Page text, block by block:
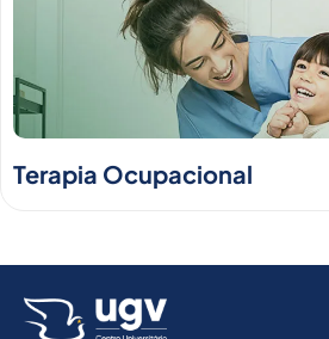
Terapia Ocupacional